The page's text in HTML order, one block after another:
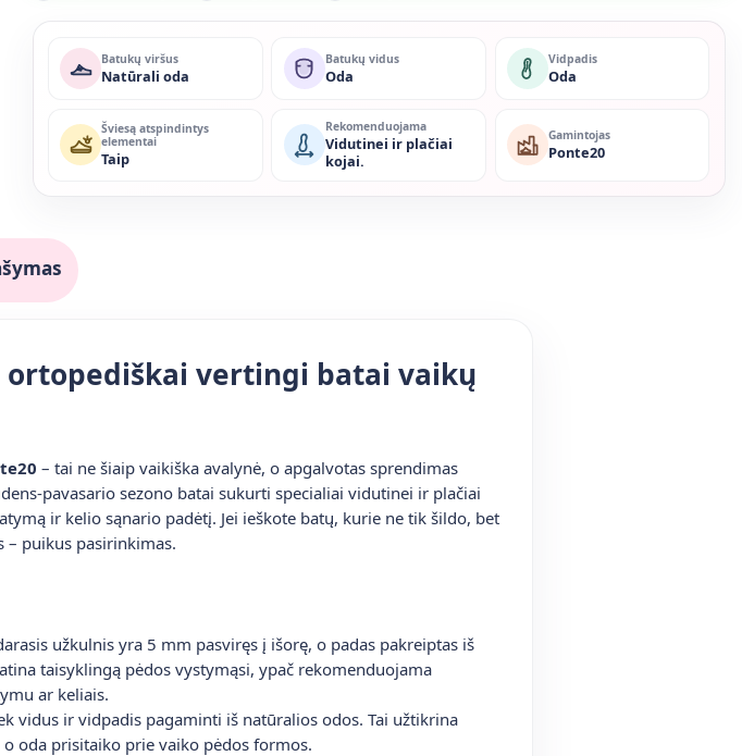
Batukų viršus
Natūrali oda
Batukų vidus
Oda
Vidpadis
Oda
Šviesą atspindintys
elementai
Taip
Rekomenduojama
Vidutinei ir plačiai
kojai.
Gamintojas
Ponte20
ortopediškai vertingi batai vaikų
– tai ne šiaip vaikiška avalynė, o apgalvotas sprendimas
pavasario sezono batai sukurti specialiai vidutinei ir plačiai
ir kelio sąnario padėtį. Jei ieškote batų, kurie ne tik šildo, bet
– puikus pasirinkimas.
užkulnis yra 5 mm pasviręs į išorę, o padas pakreiptas iš
taisyklingą pėdos vystymąsi, ypač rekomenduojama
ar keliais.
vidus ir vidpadis pagaminti iš natūralios odos. Tai užtikrina
oda prisitaiko prie vaiko pėdos formos.